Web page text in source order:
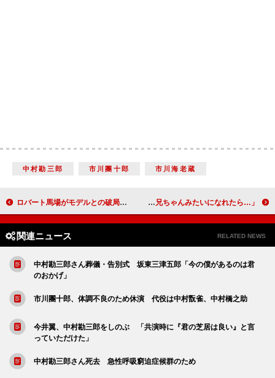
中村勘三郎 市川團十郎 市川海老蔵
ロバート馬場がモデルとの破局を報告 「東京タワーマラソン ６００段」記念イベント スギちゃん、三浦マイルドにエール 「みんなのお兄ちゃんみたいになれたら…」
関連ニュース RELATED NEWS
中村勘三郎さん葬儀・告別式 坂東三津五郎「今の僕があるのは君
のおかげ」
市川團十郎、体調不良のため休演 代役は中村翫雀、中村橋之助
今井翼、中村勘三郎をしのぶ 「共演時に『君の芝居は良い』と言
っていただけた」
中村勘三郎さん死去 急性呼吸窮迫症候群のため